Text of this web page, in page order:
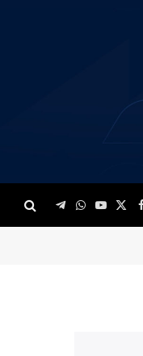
Facebook
X
(Twitter)
YouTube
WhatsApp
Telegram